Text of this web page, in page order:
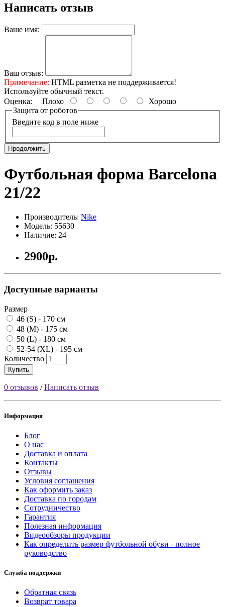
Написать отзыв
Ваше имя:
Ваш отзыв:
Примечание: HTML разметка не поддерживается!
Используйте обычный текст.
Оценка: Плохо
Хорошо
Защита от роботов
Введите код в поле ниже
Продолжить
Футбольная форма Barcelona
21/22
Производитель: Nike
Модель: 55630
Наличие: 24
2900р.
Доступные варианты
Размер
46 (S) - 170 см
48 (M) - 175 см
50 (L) - 180 см
52-54 (XL) - 195 см
Количество
Купить
0 отзывов /Написать отзыв
Информация
Блог
О нас
Доставка и оплата
Контакты
Отзывы
Условия соглашения
Как оформить заказ
Доставка по городам
Сотрудничество
Гарантия
Полезная информация
Видеообзоры продукции
Как определить размер футбольной обуви - полное
руководство
Служба поддержки
Обратная связь
Возврат товара